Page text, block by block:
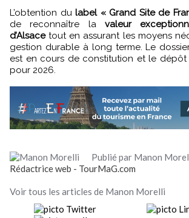
L’obtention du label « Grand Site de
de reconnaître la valeur
d’Alsacetout en assurant les moyens
gestion durable à long terme. Le
est en cours de constitution et le dépôt
pour 2026.
Publié par Manon
Rédactrice web - TourMaG.com
Voir tous les articles de Manon Morelli